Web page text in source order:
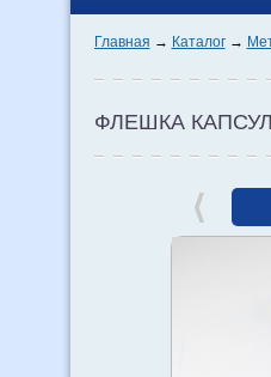
Главная Каталог
ФЛЕШКА